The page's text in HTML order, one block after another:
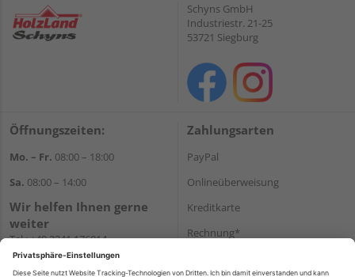
Schyns GmbH
Industriestr. 21-25
53721 Siegburg
Öffnungszeiten:
Mo. – Fr. 08:00 – 18:00
Sa. 08:00 – 14:00
Wir helfen Ihnen gerne
weiter
Tel.:+49 2241 176014
E-Mail:shopbestellung@holz-
schyns.de
Zahlungsarten
PayPal
Onlineüberweisung
Kreditkarte
Rechnung*